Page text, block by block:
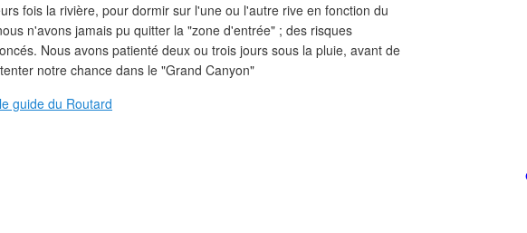
fois la rivière, pour dormir sur l'une ou l'autre rive en fonction du
n'avons jamais pu quitter la "zone d'entrée" ; des risques
Nous avons patienté deux ou trois jours sous la pluie, avant de
notre chance dans le "Grand Canyon"
guide du Routard